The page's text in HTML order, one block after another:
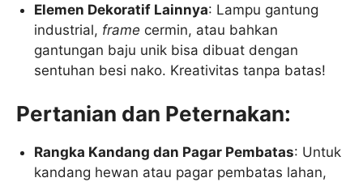
Elemen Dekoratif Lainnya: Lampu gantung
industrial, frame cermin, atau bahkan
gantungan baju unik bisa dibuat dengan
sentuhan besi nako. Kreativitas tanpa batas!
Pertanian dan Peternakan:
Rangka Kandang dan Pagar Pembatas: Untuk
kandang hewan atau pagar pembatas lahan,